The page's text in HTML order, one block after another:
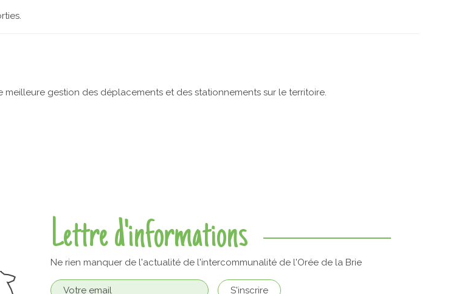
gestion des déplacements et des stationnements sur le territoire.
Lettre d'informations
Ne rien manquer de l'actualité de l'intercommunalité de l'Orée de la Brie